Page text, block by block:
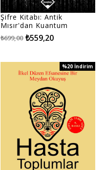
Şifre Kitabı: Antik
Mısır'dan Kuantum
Bilgisayarlara Gizlilik
Bilimi ₺559,20
₺699,00
%20 İndirim
%20İndirim